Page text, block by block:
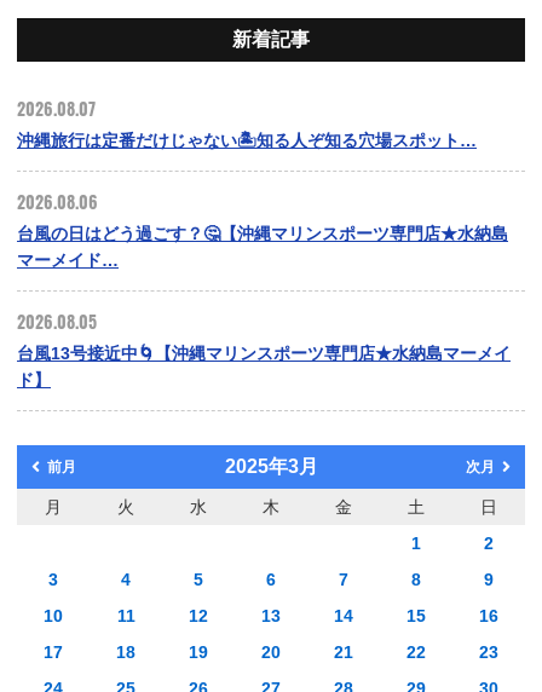
新着記事
2026.08.07
沖縄旅行は定番だけじゃない🏝️知る人ぞ知る穴場スポット…
2026.08.06
台風の日はどう過ごす？🤔【沖縄マリンスポーツ専門店★水納島
マーメイド…
2026.08.05
台風13号接近中🌀【沖縄マリンスポーツ専門店★水納島マーメイ
ド】
前月 2025年3月 次月
月 火 水 木 金 土
日
1
2
3
4 5 6 7 8
9
10
11 12 13 14 15
16
17
18 19 20 21 22
23
24
25 26 27 28 29 30